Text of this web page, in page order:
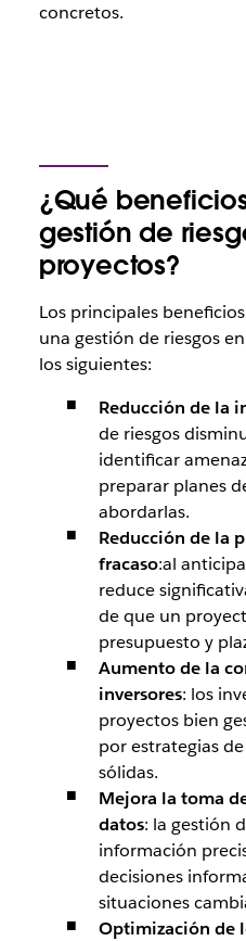
concretos.
¿Qué
gestión de
proyectos?
Los principales
una gestión de riesgos
los siguientes:
Reducción de la
de riesgos
identificar
preparar planes
abordarlas.
Reducción de la
fracaso:al
reduce
de que un
presupuesto y
Aumento de la
inversores: los
proyectos bien
por estrategias
sólidas.
Mejora la toma
datos: la gestión
información
decisiones
situaciones
Optimización de